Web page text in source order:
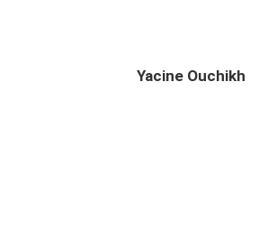
Yacine Ouchikh